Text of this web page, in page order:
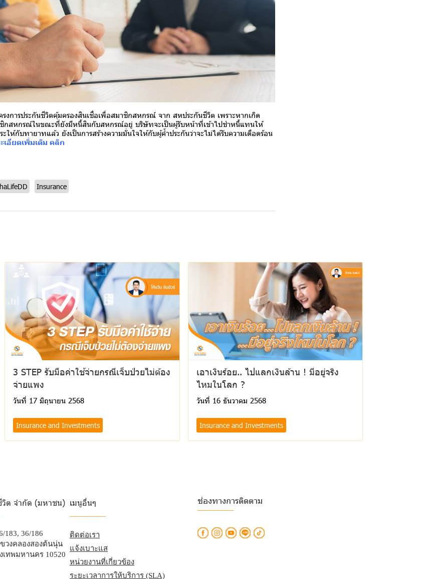
ประกันชีวิตคุ้มครองสินเชื่อเพื่อสมาชิกสหกรณ์ จาก สหประกันชีวิต เพราะหากเกิด
กสหกรณ์ในขณะที่ยังมีหนี้สินกับสหกรณ์อยู่ บริษัทจะเป็นผู้รับหน้าที่เข้าไปชำหนี้แทนให้
ให้กับทายาทแล้ว ยังเป็นการสร้างความมั่นใจให้กับผู้ค้ำประกันว่าจะไม่ได้รับความเดือดร้อน
เอียดเพิ่มเติม คลิก
Insurance
3 STEP รับมือค่าใช้จ่ายกรณีเจ็บป่วยไม่ต้อง
จ่ายแพง
วันที่ 17 มิถุนายน 2568
Insurance and Investments
เอาเงินร้อย.. ไปแลกเงินล้าน ! มีอยู่จริง
ไหมในโลก ?
วันที่ 16 ธันวาคม 2568
Insurance and Investments
ต จำกัด (มหาชน)
183, 36/186
วงคลองสองต้นนุ่น
เทพมหานคร 10520
เมนูอื่นๆ
ติดต่อเรา
แจ้งเบาะแส
หน่วยงานที่เกี่ยวข้อง
ระยะเวลาการให้บริการ (SLA)
ช่องทางการติดตาม